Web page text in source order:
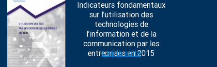
Indicateurs fondamentaux
sur l’utilisation des
technologies de
l’information et de la
communication par les
entreprises en 2015
Lire la suite